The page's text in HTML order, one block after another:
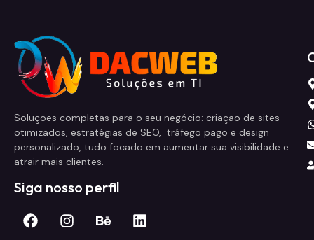
Soluções completas para o seu negócio: criação de sites
otimizados, estratégias de SEO, tráfego pago e design
personalizado, tudo focado em aumentar sua visibilidade e
atrair mais clientes.
Siga nosso perfil